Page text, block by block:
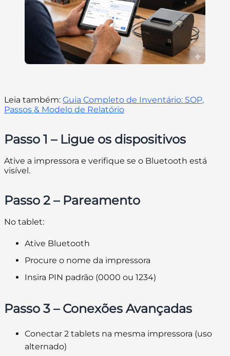
Leia também: Guia Completo de Inventário: SOP,
Passos & Modelo de Relatório
Passo 1 – Ligue os dispositivos
Ative a impressora e verifique se o Bluetooth está
visível.
Passo 2 – Pareamento
No tablet:
Ative Bluetooth
Procure o nome da impressora
Insira PIN padrão (0000 ou 1234)
Passo 3 – Conexões Avançadas
Conectar 2 tablets na mesma impressora (uso
alternado)